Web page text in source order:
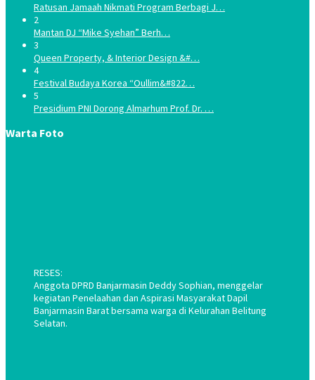
Ratusan Jamaah Nikmati Program Berbagi J…
2
Mantan DJ “Mike Syehan” Berh…
3
Queen Property, & Interior Design &#…
4
Festival Budaya Korea “Oullim&#822…
5
Presidium PNI Dorong Almarhum Prof. Dr. …
Warta Foto
RESES:
Anggota DPRD Banjarmasin Deddy Sophian, menggelar
kegiatan Penelaahan dan Aspirasi Masyarakat Dapil
Banjarmasin Barat bersama warga di Kelurahan Belitung
Selatan.